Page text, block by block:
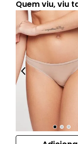
Quem viu, viu